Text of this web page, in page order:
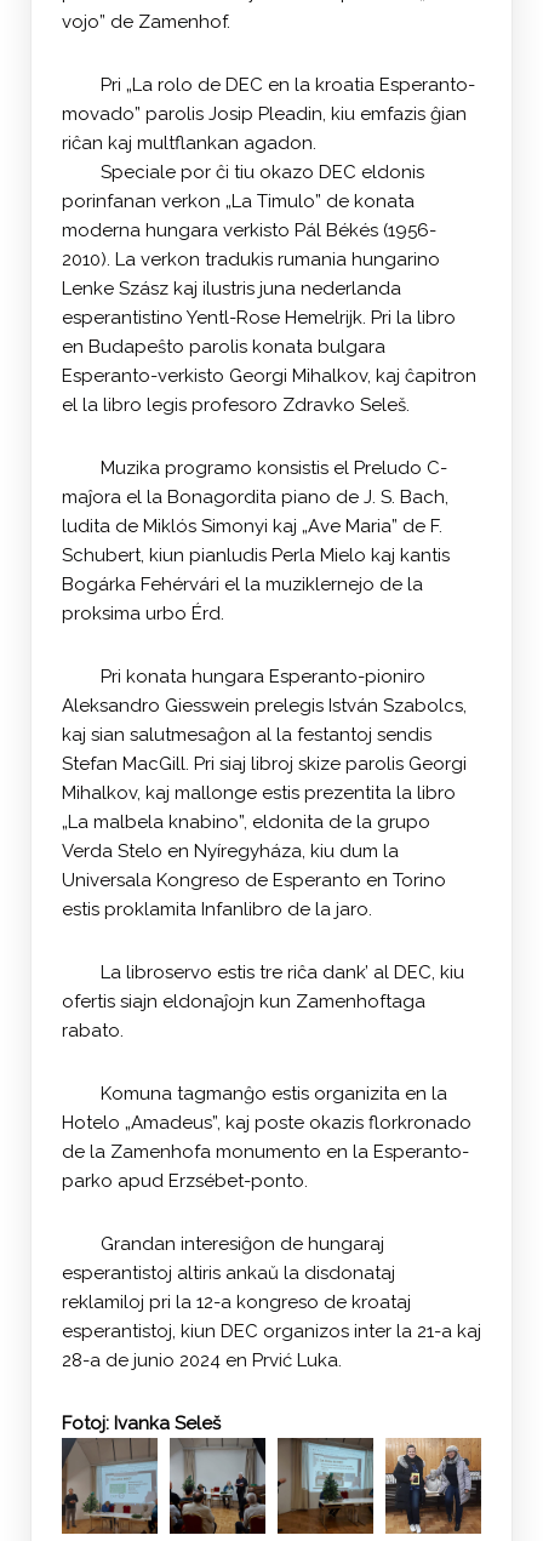
vojo” de Zamenhof.
Pri „La rolo de DEC en la kroatia Esperanto-
movado” parolis Josip Pleadin, kiu emfazis ĝian
riĉan kaj multflankan agadon.
Speciale por ĉi tiu okazo DEC eldonis
porinfanan verkon „La Timulo” de konata
moderna hungara verkisto Pál Békés (1956-
2010). La verkon tradukis rumania hungarino
Lenke Szász kaj ilustris juna nederlanda
esperantistino Yentl-Rose Hemelrijk. Pri la libro
en Budapeŝto parolis konata bulgara
Esperanto-verkisto Georgi Mihalkov, kaj ĉapitron
el la libro legis profesoro Zdravko Seleš.
Muzika programo konsistis el Preludo C-
maĵora el la Bonagordita piano de J. S. Bach,
ludita de Miklós Simonyi kaj „Ave Maria” de F.
Schubert, kiun pianludis Perla Mielo kaj kantis
Bogárka Fehérvári el la muziklernejo de la
proksima urbo Érd.
Pri konata hungara Esperanto-pioniro
Aleksandro Giesswein prelegis István Szabolcs,
kaj sian salutmesaĝon al la festantoj sendis
Stefan MacGill. Pri siaj libroj skize parolis Georgi
Mihalkov, kaj mallonge estis prezentita la libro
„La malbela knabino”, eldonita de la grupo
Verda Stelo en Nyíregyháza, kiu dum la
Universala Kongreso de Esperanto en Torino
estis proklamita Infanlibro de la jaro.
La libroservo estis tre riĉa dank’ al DEC, kiu
ofertis siajn eldonaĵojn kun Zamenhoftaga
rabato.
Komuna tagmanĝo estis organizita en la
Hotelo „Amadeus”, kaj poste okazis florkronado
de la Zamenhofa monumento en la Esperanto-
parko apud Erzsébet-ponto.
Grandan interesiĝon de hungaraj
esperantistoj altiris ankaŭ la disdonataj
reklamiloj pri la 12-a kongreso de kroataj
esperantistoj, kiun DEC organizos inter la 21-a kaj
28-a de junio 2024 en Prvić Luka.
Fotoj: Ivanka Seleš